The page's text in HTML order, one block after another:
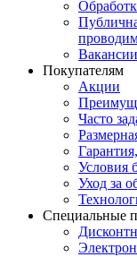
Вакансии
Покупателям
Акции
Часто
Условия
Уход за
Специальные